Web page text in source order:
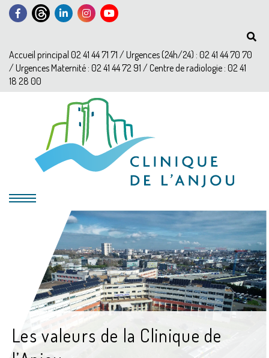
Accueil principal 02 41 44 71 71 / Urgences (24h/24) : 02 41 44 70 70
/ Urgences Maternité : 02 41 44 72 91 / Centre de radiologie : 02 41
18 28 00
Les valeurs de la Clinique de